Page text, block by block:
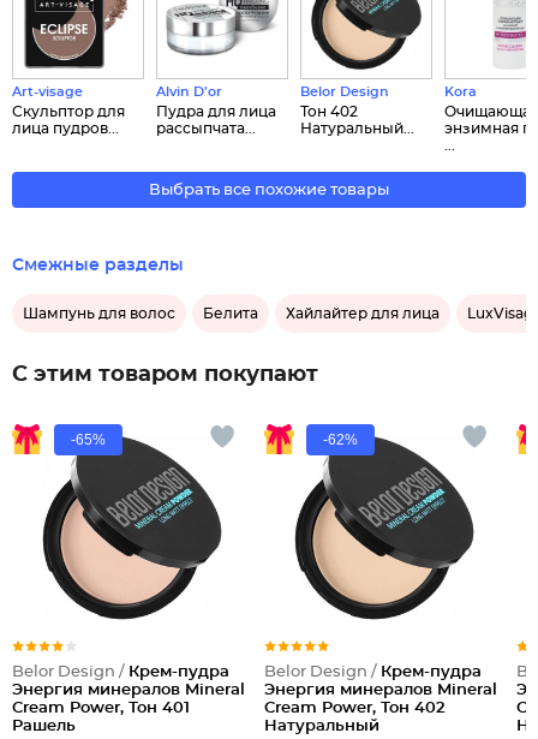
Art-visage
Скульптор для
лица пудров...
Alvin D’or
Пудра для лица
рассыпчата...
Belor Design
Тон 402
Натуральный...
Kora
Очищающая
энзимная
Выбрать все похожие товары
Смежные разделы
Шампунь для волос Белита Хайлайтер для лица
С этим товаром покупают
-65%
Belor Design / Крем-пудра
Энергия минералов Mineral
Cream Power, Тон 401
Рашель
-62%
Belor Design / Крем-пудра
Энергия минералов Mineral
Cream Power, Тон 402
Натуральный